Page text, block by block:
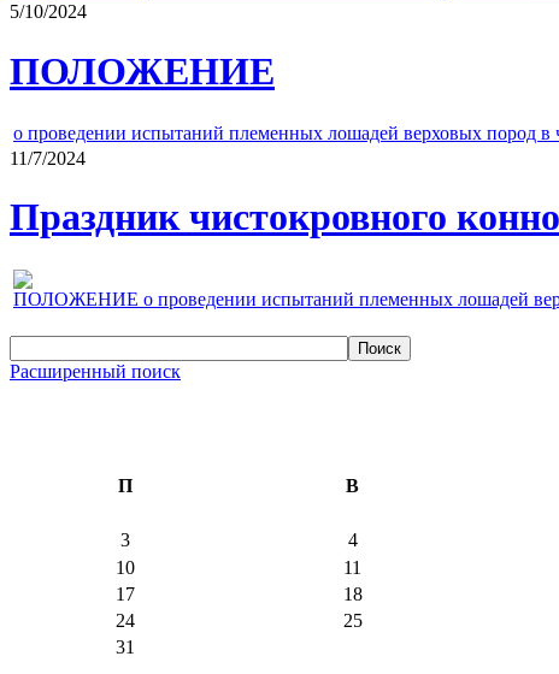
5/10/2024
ПОЛОЖЕНИЕ
о проведении испытаний племенных лошадей верховых пород в
11/7/2024
Праздник чистокровного
ПОЛОЖЕНИЕ о проведении испытаний племенных лошадей
Расширенный поиск
П В
3
4
10
11
17
18
24
25
31